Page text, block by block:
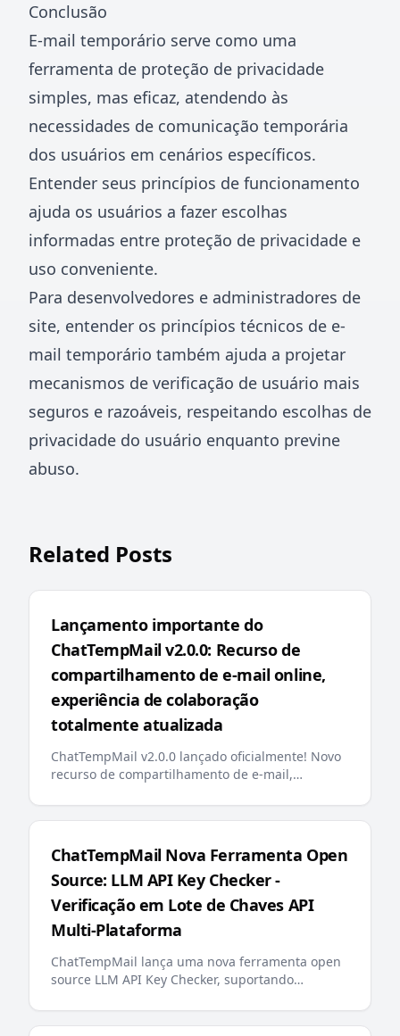
Conclusão
E-mail temporário serve como uma
ferramenta de proteção de privacidade
simples, mas eficaz, atendendo às
necessidades de comunicação temporária
dos usuários em cenários específicos.
Entender seus princípios de funcionamento
ajuda os usuários a fazer escolhas
informadas entre proteção de privacidade e
uso conveniente.
Para desenvolvedores e administradores de
site, entender os princípios técnicos de e-
mail temporário também ajuda a projetar
mecanismos de verificação de usuário mais
seguros e razoáveis, respeitando escolhas de
privacidade do usuário enquanto previne
abuso.
Related Posts
Lançamento importante do
ChatTempMail v2.0.0: Recurso de
compartilhamento de e-mail online,
experiência de colaboração
totalmente atualizada
ChatTempMail v2.0.0 lançado oficialmente! Novo
recurso de compartilhamento de e-mail,
mail, mensagens de erro multilíngues, llms.txt
importantes oferecem aos usuários uma
experiência de e-mail temporário mais
inteligente e conveniente
ChatTempMail Nova Ferramenta Open
Source: LLM API Key Checker -
Verificação em Lote de Chaves API
Multi-Plataforma
ChatTempMail lança uma nova ferramenta open
source LLM API Key Checker, suportando
grandes plataformas LLM, consulta de saldo e